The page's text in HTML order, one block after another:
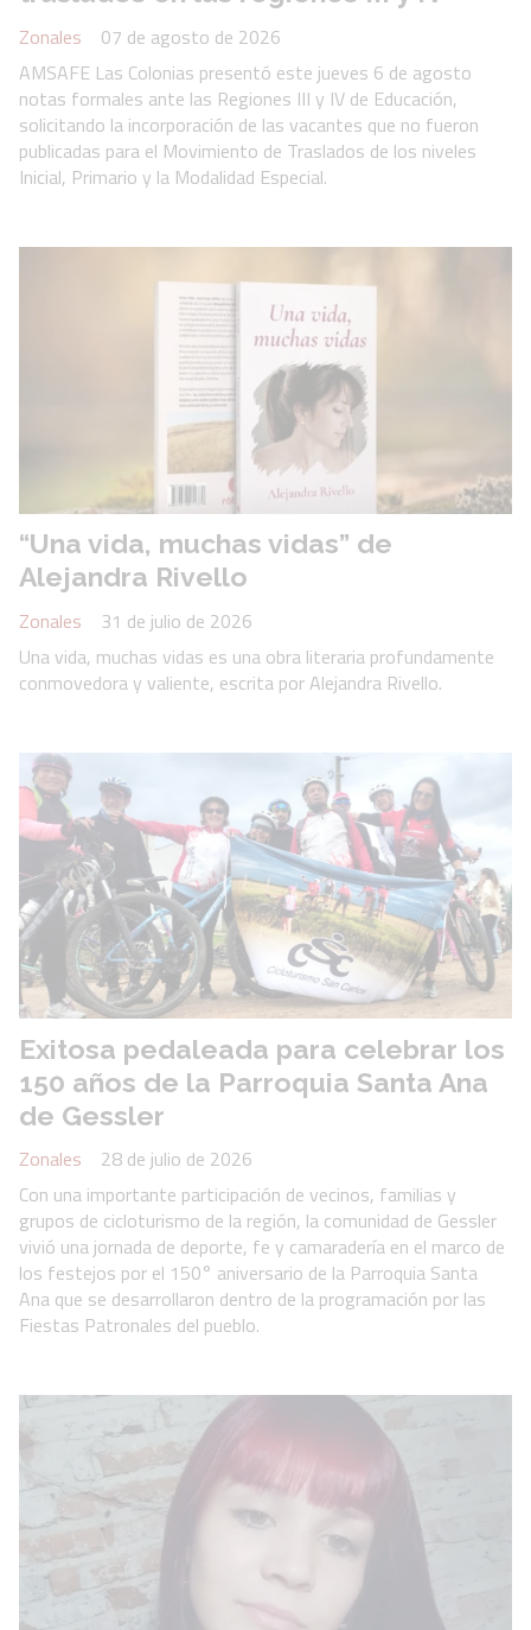
Zonales
07 de agosto de 2026
AMSAFE Las Colonias presentó este jueves 6 de agosto
notas formales ante las Regiones III y IV de Educación,
solicitando la incorporación de las vacantes que no fueron
publicadas para el Movimiento de Traslados de los niveles
Inicial, Primario y la Modalidad Especial.
“Una vida, muchas vidas” de
Alejandra Rivello
Zonales
31 de julio de 2026
Una vida, muchas vidas es una obra literaria profundamente
conmovedora y valiente, escrita por Alejandra Rivello.
Exitosa pedaleada para celebrar los
150 años de la Parroquia Santa Ana
de Gessler
Zonales
28 de julio de 2026
Con una importante participación de vecinos, familias y
grupos de cicloturismo de la región, la comunidad de Gessler
vivió una jornada de deporte, fe y camaradería en el marco de
los festejos por el 150° aniversario de la Parroquia Santa
Ana que se desarrollaron dentro de la programación por las
Fiestas Patronales del pueblo.